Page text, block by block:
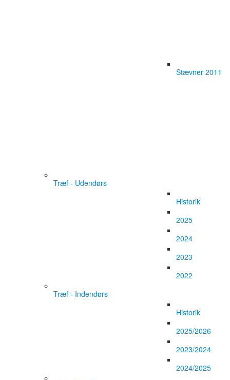
Stævner 2011
Træf - Udendørs
Historik
2025
2024
2023
2022
Træf - Indendørs
Historik
2025/2026
2023/2024
2024/2025